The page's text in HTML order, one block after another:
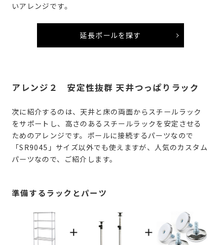
いアレンジです。
延長ポールを探す
アレンジ２ 安定性抜群 天井つっぱりラック
次に紹介するのは、天井と床の両面からスチールラック
をサポートし、高さのあるスチールラックを安定させる
ためのアレンジです。ポールに接続するパーツなので
「SR9045」サイズ以外でも使えますが、人気のカスタム
パーツなので、ご紹介します。
準備するラックとパーツ